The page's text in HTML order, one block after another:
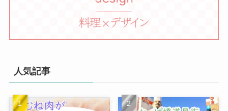
人気記事